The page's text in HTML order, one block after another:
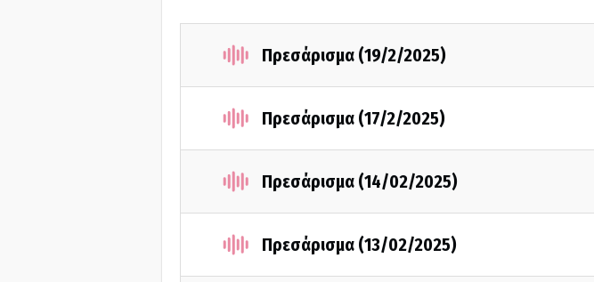
Πρεσάρισμα (19/2/2025)
Πρεσάρισμα (17/2/2025)
Πρεσάρισμα (14/02/2025)
Πρεσάρισμα (13/02/2025)